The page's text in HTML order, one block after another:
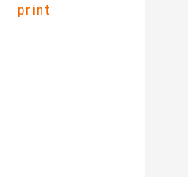
print